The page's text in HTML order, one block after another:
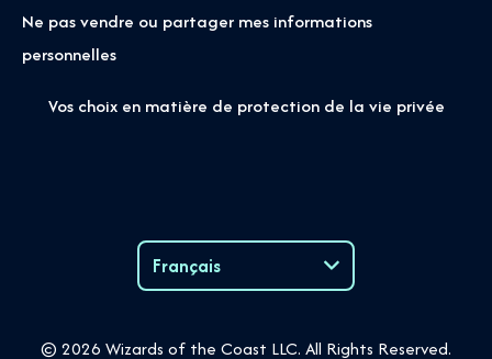
Ne pas vendre ou partager mes informations
personnelles
Vos choix en matière de protection de la vie privée
Français
Language
© 2026 Wizards of the Coast LLC. All Rights Reserved.